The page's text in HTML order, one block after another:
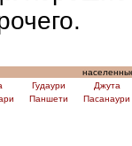
Гудаури
Джута
Паншети Пасанаури